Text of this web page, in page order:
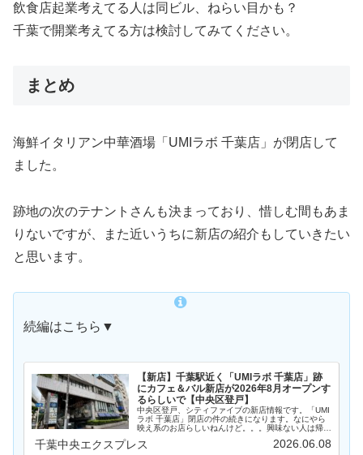
飲食店起業考えてる人は同ビル、ねらい目かも？
千葉で開業考えてる方は検討してみてください。
まとめ
海鮮イタリアン中華酒場「UMIラボ 千葉店」が閉店して
ました。
跡地の次のテナントさんも決まっており、惜しむ間もあま
りないですが、また近いうちに新店の紹介もしていきたい
と思います。
続編はこちら▼
【新店】千葉駅近く「UMIラボ 千葉店」跡
にカフェ＆バル新店が2026年8月オープンす
るらしいで【中央区登戸】
中央区登戸、シティファイブの新店情報です。「UMI
ラボ 千葉店」閉店の件の続きになります。なにやら
映え系のお店らしいねんけど。。。興味ない人は帰っ
登戸の「CITY5（シティファイブ）」なるビル…
千葉中央エクスプレス 2026.06.08